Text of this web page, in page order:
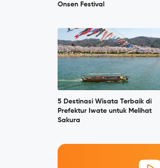
Onsen Festival
5 Destinasi Wisata Terbaik di
Prefektur Iwate untuk Melihat
Sakura